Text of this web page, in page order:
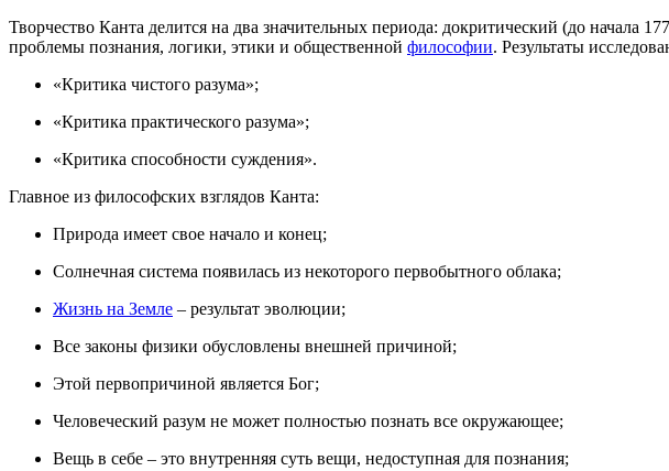
Творчество Канта делится на два значительных периода: докритический (до начала
проблемы познания, логики, этики и общественной философии. Результаты
«Критика чистого разума»;
«Критика практического разума»;
«Критика способности суждения».
Главное из философских взглядов Канта:
Природа имеет свое начало и конец;
Солнечная система появилась из некоторого первобытного облака;
Жизнь на Земле – результат эволюции;
Все законы физики обусловлены внешней причиной;
Этой первопричиной является Бог;
Человеческий разум не может полностью познать все окружающее;
Вещь в себе – это внутренняя суть вещи, недоступная для познания;